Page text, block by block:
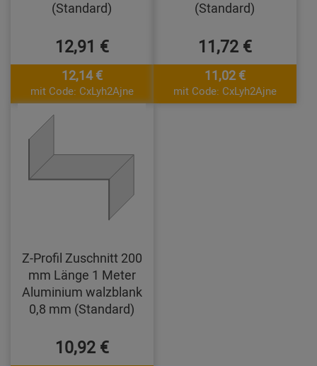
(Standard)
12,91 €
12,14 €
mit Code: CxLyh2Ajne
(Standard)
11,72 €
11,02 €
mit Code: CxLyh2Ajne
Z-Profil Zuschnitt 200
mm Länge 1 Meter
Aluminium walzblank
0,8 mm (Standard)
10,92 €